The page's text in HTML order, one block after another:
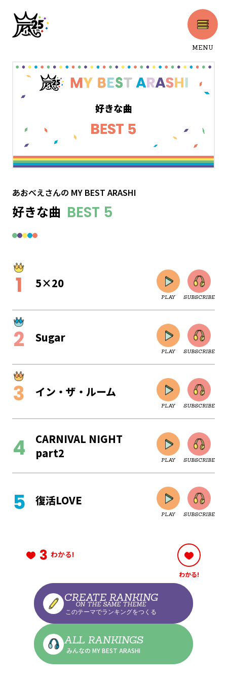
MENU
あおべえさんの MY BEST ARASHI
好きな曲 BEST 5
5×20
PLAY SUBSCRIBE
Sugar
PLAY SUBSCRIBE
イン・ザ・ルーム
PLAY SUBSCRIBE
CARNIVAL NIGHT
part2
PLAY SUBSCRIBE
CLOSE
復活LOVE
PLAY SUBSCRIBE
CLOSE
3 わかる!
わかる!
CREATE RANKING
ON THE SAME THEME
このテーマでランキングをつくる
ALL RANKINGS
みんなの MY BEST ARASHI